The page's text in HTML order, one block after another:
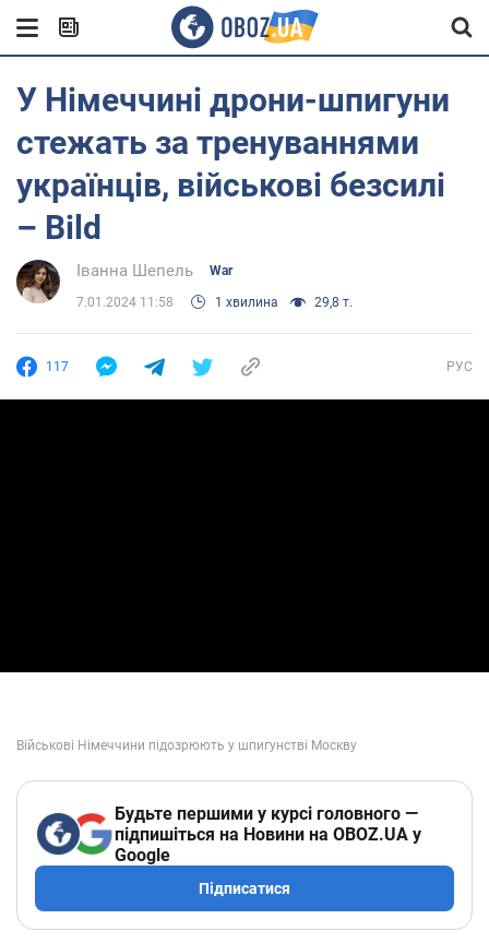
У Німеччині дрони-шпигуни
стежать за тренуваннями
українців, військові безсилі
– Bild
Іванна Шепель War
7.01.2024 11:58 1 хвилина 29,8 т.
117 РУС
Будьте першими у курсі головного —
підпишіться на Новини на OBOZ.UA у
Google
Підписатися